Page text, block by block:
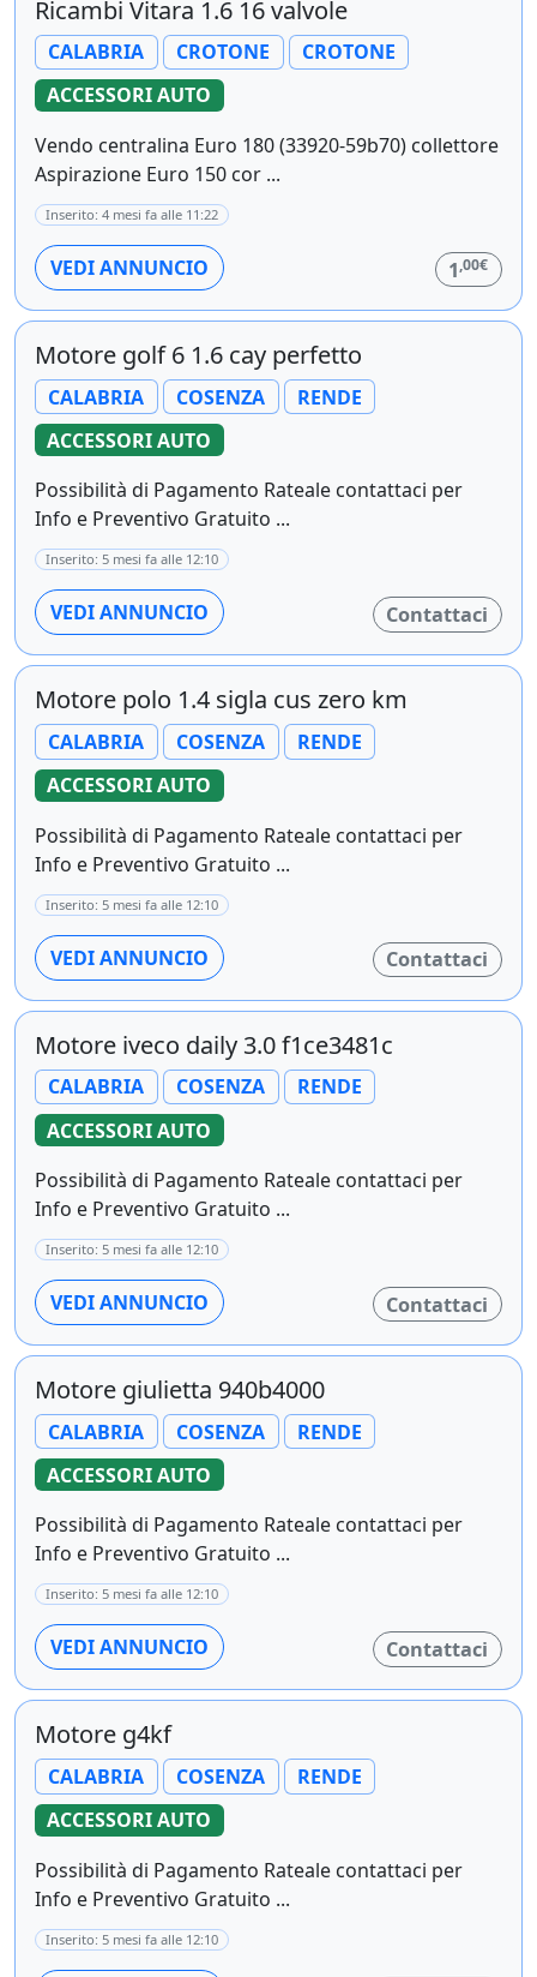
Ricambi Vitara 1.6 16 valvole
CALABRIA CROTONE
CROTONE
ACCESSORI AUTO
Vendo centralina Euro 180 (33920-59b70) collettore
Aspirazione Euro 150 cor ...
Inserito: 4 mesi fa alle 11:22
VEDI ANNUNCIO 1,00€
Motore golf 6 1.6 cay perfetto
CALABRIA COSENZA
RENDE
ACCESSORI AUTO
Possibilità di Pagamento Rateale contattaci per
Info e Preventivo Gratuito ...
Inserito: 5 mesi fa alle 12:10
VEDI ANNUNCIO Contattaci
Motore polo 1.4 sigla cus zero km
CALABRIA COSENZA
RENDE
ACCESSORI AUTO
Possibilità di Pagamento Rateale contattaci per
Info e Preventivo Gratuito ...
Inserito: 5 mesi fa alle 12:10
VEDI ANNUNCIO Contattaci
Motore iveco daily 3.0 f1ce3481c
CALABRIA COSENZA
RENDE
ACCESSORI AUTO
Possibilità di Pagamento Rateale contattaci per
Info e Preventivo Gratuito ...
Inserito: 5 mesi fa alle 12:10
VEDI ANNUNCIO Contattaci
Motore giulietta 940b4000
CALABRIA COSENZA
RENDE
ACCESSORI AUTO
Possibilità di Pagamento Rateale contattaci per
Info e Preventivo Gratuito ...
Inserito: 5 mesi fa alle 12:10
VEDI ANNUNCIO Contattaci
Motore g4kf
CALABRIA COSENZA
RENDE
ACCESSORI AUTO
Possibilità di Pagamento Rateale contattaci per
Info e Preventivo Gratuito ...
Inserito: 5 mesi fa alle 12:10